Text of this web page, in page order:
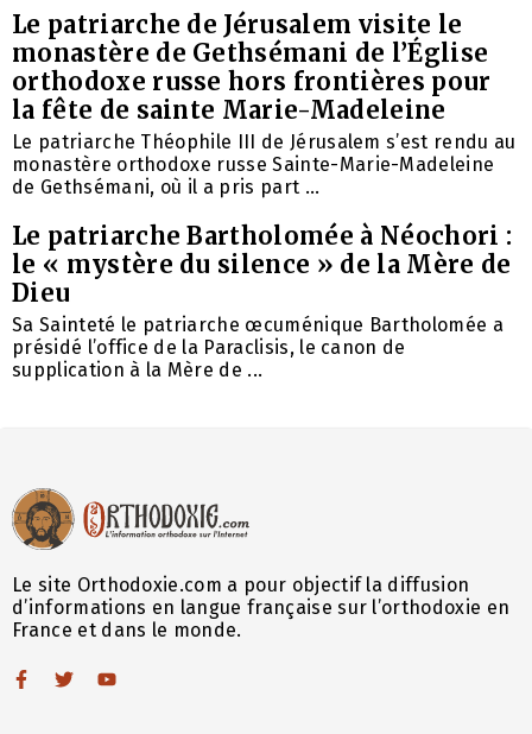
Le patriarche de Jérusalem visite le
monastère de Gethsémani de l’Église
orthodoxe russe hors frontières pour
la fête de sainte Marie-Madeleine
Le patriarche Théophile III de Jérusalem s’est rendu au
monastère orthodoxe russe Sainte-Marie-Madeleine
de Gethsémani, où il a pris part ...
Le patriarche Bartholomée à Néochori :
le « mystère du silence » de la Mère de
Dieu
Sa Sainteté le patriarche œcuménique Bartholomée a
présidé l’office de la Paraclisis, le canon de
supplication à la Mère de ...
Le site Orthodoxie.com a pour objectif la diffusion
d’informations en langue française sur l’orthodoxie en
France et dans le monde.